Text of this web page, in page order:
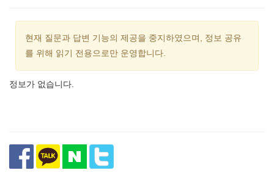
현재 질문과 답변 기능의 제공을 중지하였으며, 정보 공유
를 위해 읽기 전용으로만 운영합니다.
정보가 없습니다.